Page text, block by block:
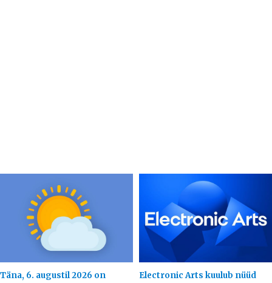
Täna, 6. augustil 2026 on
Electronic Arts kuulub nüüd